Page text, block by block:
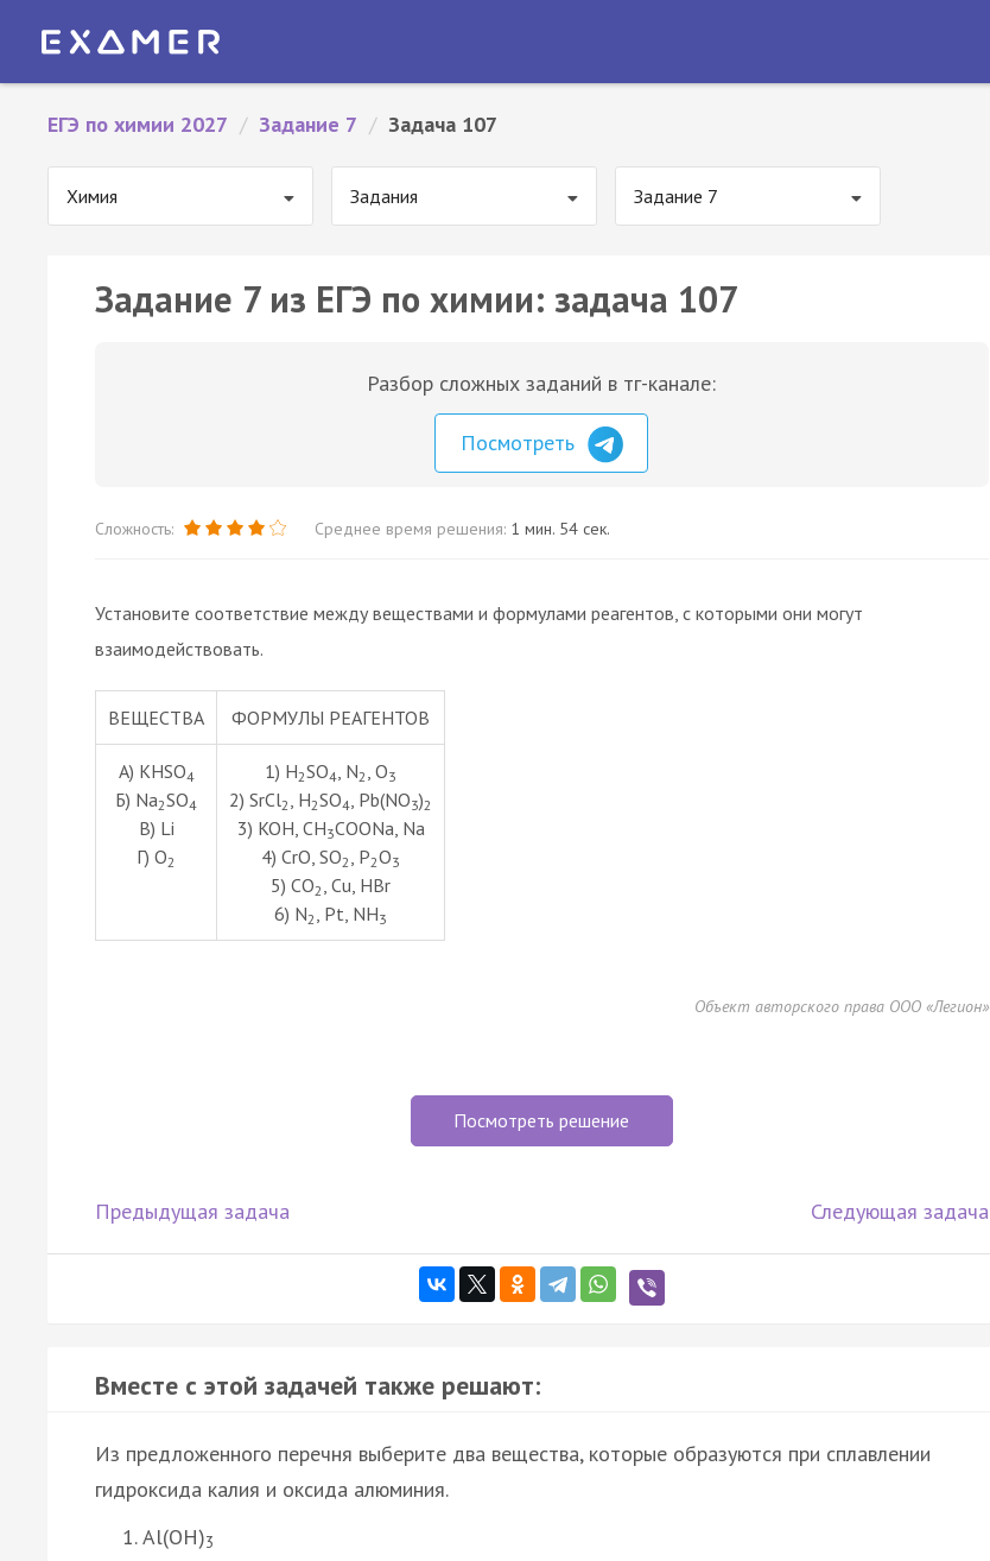
ЕГЭ по химии 2027 / Задание 7 / Задача 107
Химия Задания Задание 7
Задание 7 из ЕГЭ по химии: задача 107
Разбор сложных заданий в тг-канале:
Посмотреть
Сложность: Среднее время решения: 1 мин. 54 сек.
Установите соответствие между веществами и формулами реагентов, с которыми они могут
взаимодействовать.
ВЕЩЕСТВА ФОРМУЛЫ РЕАГЕНТОВ
А) KHSO4
Б) Na2SO4
В) Li
Г) O2
1) H2SO4 , N2 , O3
2) SrCl2 , H2SO4 , Pb(NO3)2
3) KOH, CH3COONa, Na
4) CrO, SO2 , P2O3
5) CO2 , Cu, HBr
6) N2 , Pt, NH3
Объект авторского права ООО «Легион»
Посмотреть решение
Предыдущая задача Следующая задача
Вместе с этой задачей также решают:
Из предложенного перечня выберите два вещества, которые образуются при сплавлении
гидроксида калия и оксида алюминия.
Al(OH)3